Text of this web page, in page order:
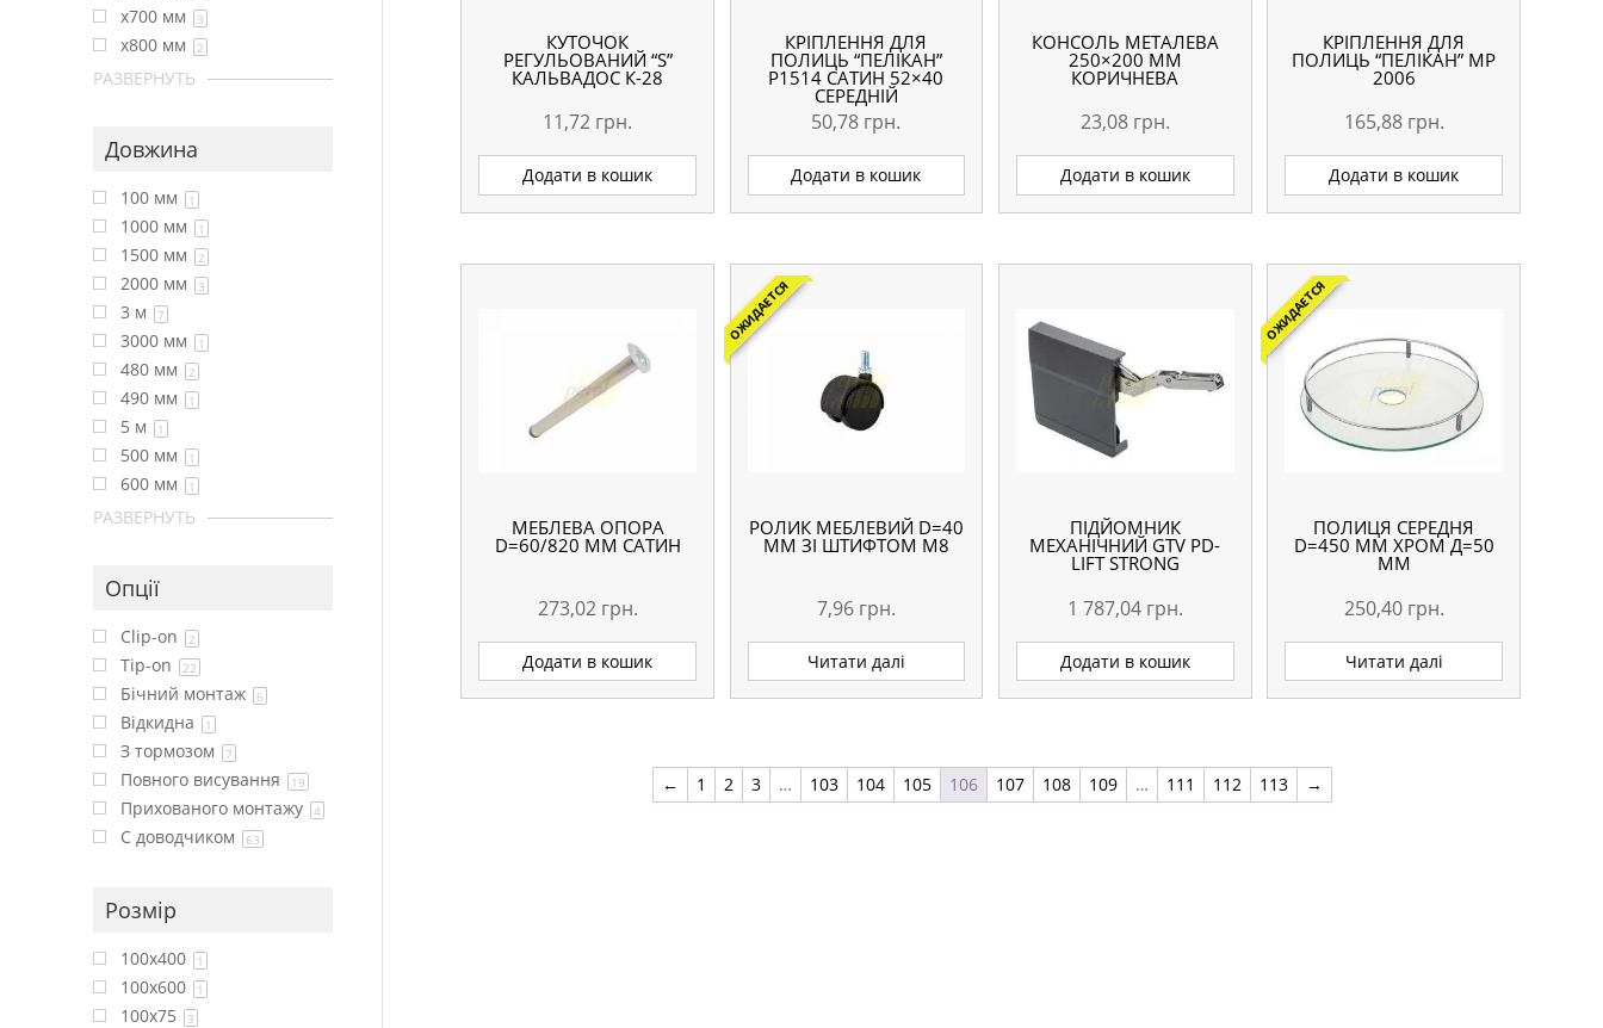
КУТОЧОК
РЕГУЛЬОВАНИЙ “S”
КАЛЬВАДОС К-28
11,72 грн.
Додати в кошик
КРІПЛЕННЯ ДЛЯ
ПОЛИЦЬ “ПЕЛІКАН”
Р1514 САТИН 52×40
СЕРЕДНІЙ
50,78 грн.
Додати в кошик
КОНСОЛЬ МЕТАЛЕВА
250×200 ММ
КОРИЧНЕВА
23,08 грн.
Додати в кошик
КРІПЛЕННЯ ДЛЯ
ПОЛИЦЬ “ПЕЛІКАН” МР
2006
165,88 грн.
Додати в кошик
МЕБЛЕВА ОПОРА
D=60/820 ММ САТИН
273,02 грн.
Додати в кошик
ОЖИДАЕТСЯ
РОЛИК МЕБЛЕВИЙ D=40
ММ ЗІ ШТИФТОМ M8
7,96 грн.
Читати далі
ПІДЙОМНИК
МЕХАНІЧНИЙ GTV PD-
LIFT STRONG
1 787,04 грн.
Додати в кошик
ОЖИДАЕТСЯ
ПОЛИЦЯ СЕРЕДНЯ
D=450 ММ ХРОМ Д=50
ММ
250,40 грн.
Читати далі
← 1 2 3 … 103 104 105 106 107 108 109 … 111 112 113 →
x700 мм 3
x800 мм 2
РАЗВЕРНУТЬ
Довжина
100 мм 1
1000 мм 1
1500 мм 2
2000 мм 3
3 м 7
3000 мм 1
480 мм 2
490 мм 1
5 м 1
500 мм 1
600 мм 1
РАЗВЕРНУТЬ
Опції
Clip-on 2
Tip-on 22
Бічний монтаж 6
Відкидна 1
З тормозом 7
Повного висування 19
Прихованого монтажу 4
С доводчиком 63
Розмір
100x400 1
100x600 1
100x75 3